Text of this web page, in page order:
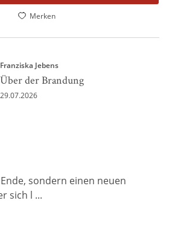
Merken
Franziska Jebens
Über der Brandung
29.07.2026
sondern einen neuen
sich l ...